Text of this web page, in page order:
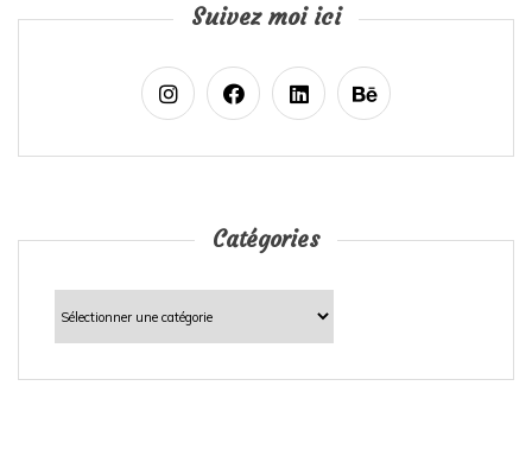
Suivez moi ici
Catégories
Catégories